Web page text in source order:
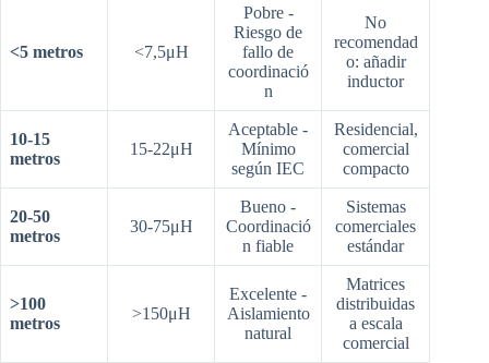
<5 metros <7,5μH
Pobre -
Riesgo de
fallo de
coordinació
n
No
recomendad
o: añadir
inductor
10-15
metros
15-22μH
Aceptable -
Mínimo
según IEC
Residencial,
comercial
compacto
20-50
metros
30-75μH
Bueno -
Coordinació
n fiable
Sistemas
comerciales
estándar
>100
metros
>150μH
Excelente -
Aislamiento
natural
Matrices
distribuidas
a escala
comercial